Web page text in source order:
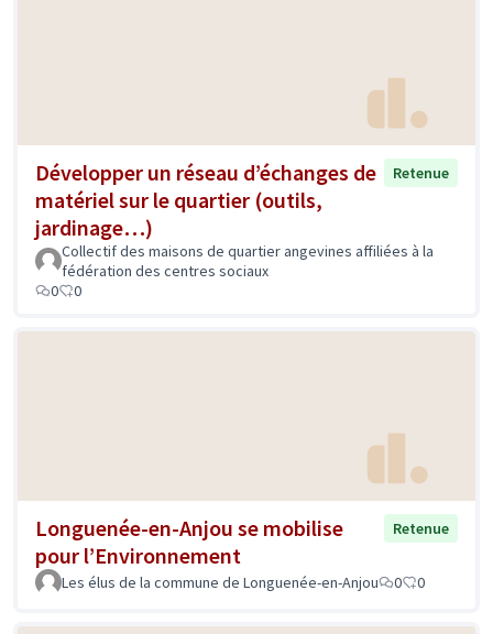
Développer un réseau d’échanges de
matériel sur le quartier (outils,
jardinage…)
Retenue
Collectif des maisons de quartier angevines affiliées à la
fédération des centres sociaux
0
0
Longuenée-en-Anjou se mobilise
pour l’Environnement
Retenue
Les élus de la commune de Longuenée-en-Anjou 0 0